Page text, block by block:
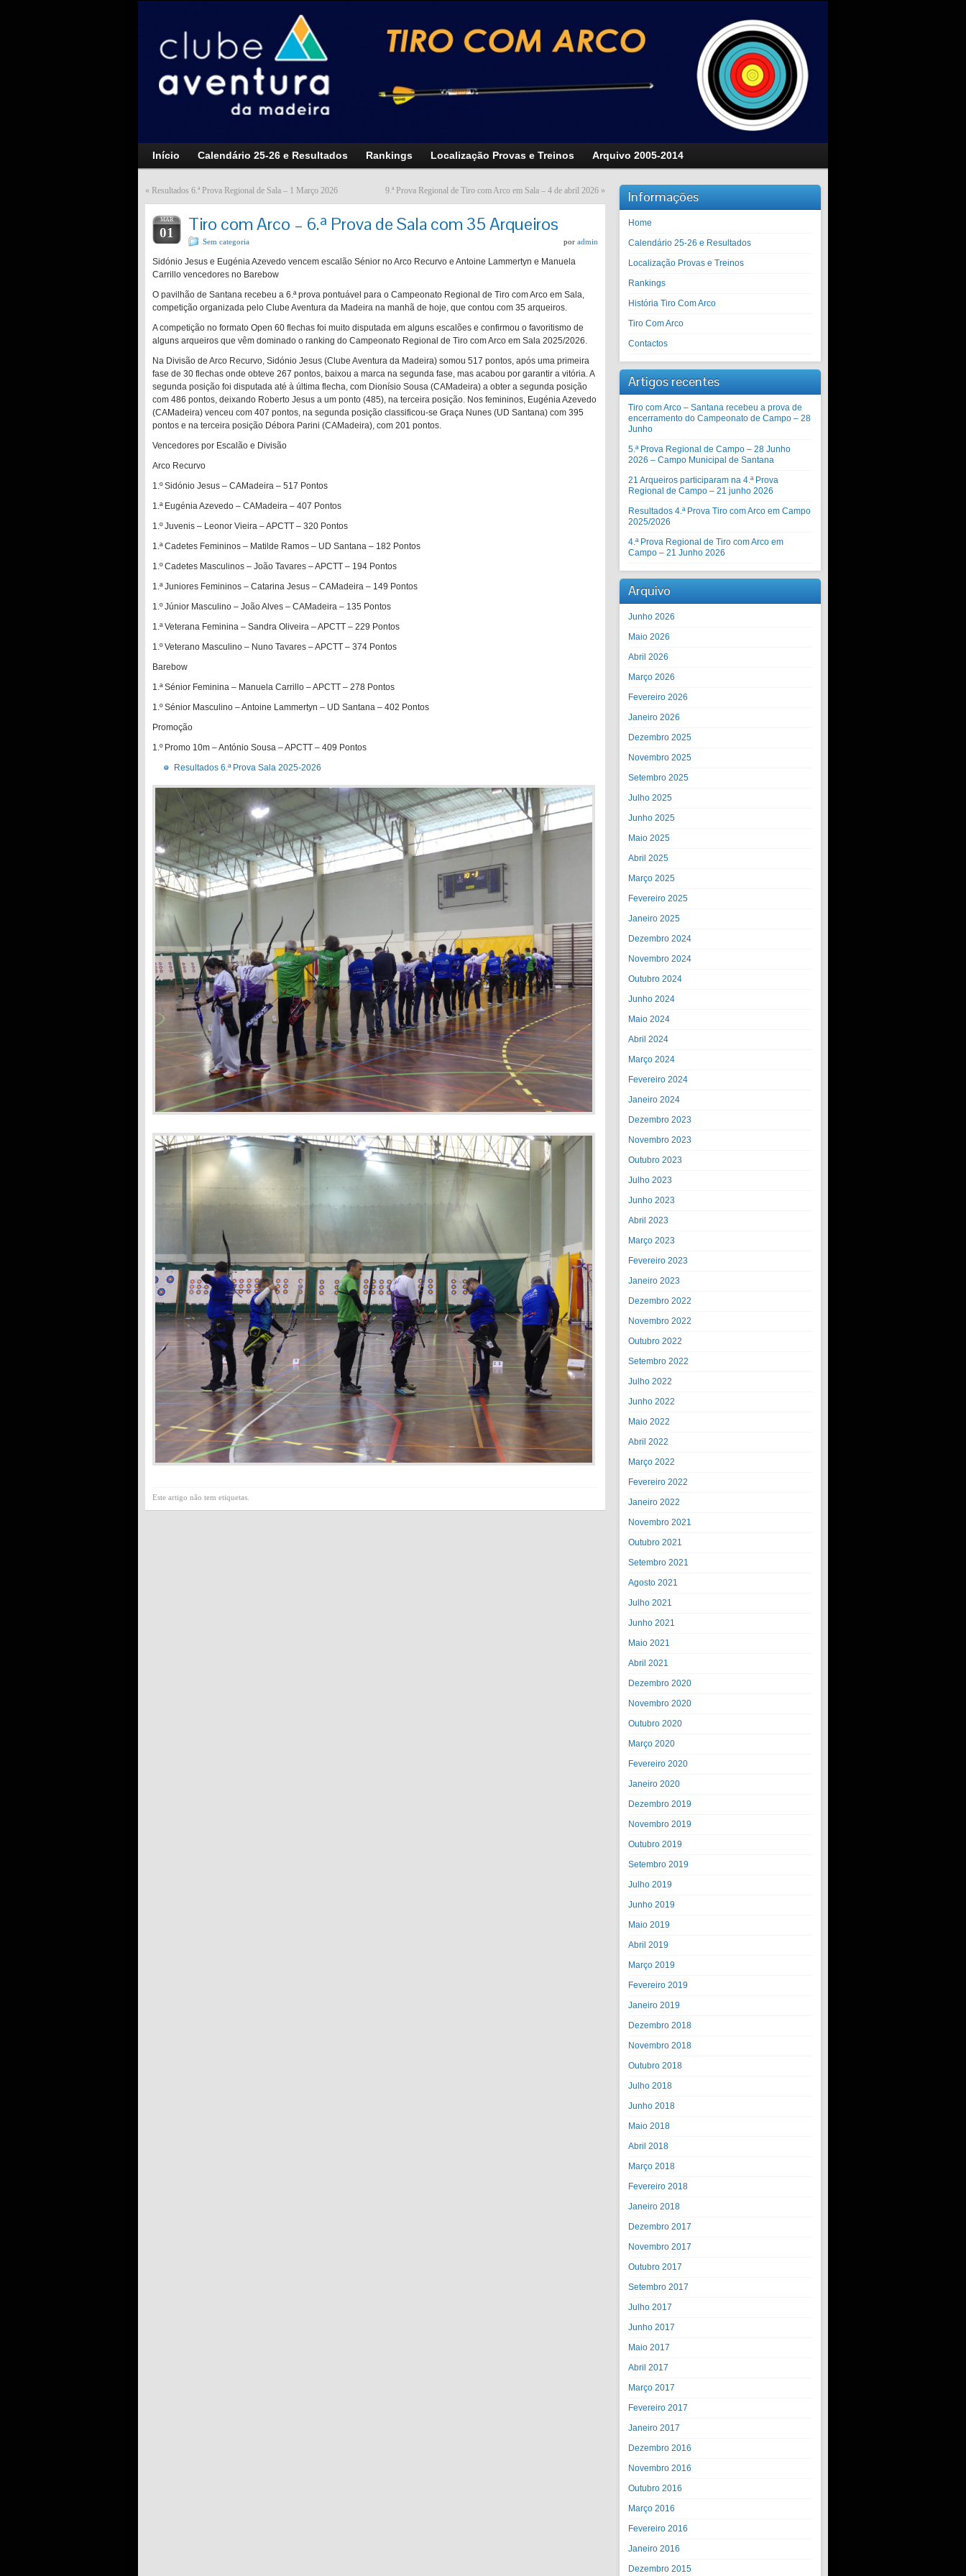
Início Calendário 25-26 e Resultados Rankings Localização Provas e Treinos Arquivo 2005-2014
« Resultados 6.ª Prova Regional de Sala – 1 Março 2026 9.ª Prova Regional de Tiro com Arco em Sala – 4 de abril 2026 »
MAR
01 Tiro com Arco – 6.ª Prova de Sala com 35 Arqueiros
Sem categoria por admin
Sidónio Jesus e Eugénia Azevedo vencem escalão Sénior no Arco Recurvo e Antoine Lammertyn e Manuela
Carrillo vencedores no Barebow
O pavilhão de Santana recebeu a 6.ª prova pontuável para o Campeonato Regional de Tiro com Arco em Sala,
competição organizada pelo Clube Aventura da Madeira na manhã de hoje, que contou com 35 arqueiros.
A competição no formato Open 60 flechas foi muito disputada em alguns escalões e confirmou o favoritismo de
alguns arqueiros que vêm dominado o ranking do Campeonato Regional de Tiro com Arco em Sala 2025/2026.
Na Divisão de Arco Recurvo, Sidónio Jesus (Clube Aventura da Madeira) somou 517 pontos, após uma primeira
fase de 30 flechas onde obteve 267 pontos, baixou a marca na segunda fase, mas acabou por garantir a vitória. A
segunda posição foi disputada até à última flecha, com Dionísio Sousa (CAMadeira) a obter a segunda posição
com 486 pontos, deixando Roberto Jesus a um ponto (485), na terceira posição. Nos femininos, Eugénia Azevedo
(CAMadeira) venceu com 407 pontos, na segunda posição classificou-se Graça Nunes (UD Santana) com 395
pontos e na terceira posição Débora Parini (CAMadeira), com 201 pontos.
Vencedores por Escalão e Divisão
Arco Recurvo
1.º Sidónio Jesus – CAMadeira – 517 Pontos
1.ª Eugénia Azevedo – CAMadeira – 407 Pontos
1.º Juvenis – Leonor Vieira – APCTT – 320 Pontos
1.ª Cadetes Femininos – Matilde Ramos – UD Santana – 182 Pontos
1.º Cadetes Masculinos – João Tavares – APCTT – 194 Pontos
1.ª Juniores Femininos – Catarina Jesus – CAMadeira – 149 Pontos
1.º Júnior Masculino – João Alves – CAMadeira – 135 Pontos
1.ª Veterana Feminina – Sandra Oliveira – APCTT – 229 Pontos
1.º Veterano Masculino – Nuno Tavares – APCTT – 374 Pontos
Barebow
1.ª Sénior Feminina – Manuela Carrillo – APCTT – 278 Pontos
1.º Sénior Masculino – Antoine Lammertyn – UD Santana – 402 Pontos
Promoção
1.º Promo 10m – António Sousa – APCTT – 409 Pontos
Resultados 6.ª Prova Sala 2025-2026
Este artigo não tem etiquetas.
Informações
Home
Calendário 25-26 e Resultados
Localização Provas e Treinos
Rankings
História Tiro Com Arco
Tiro Com Arco
Contactos
Artigos recentes
Tiro com Arco – Santana recebeu a prova de
encerramento do Campeonato de Campo – 28
Junho
5.ª Prova Regional de Campo – 28 Junho
2026 – Campo Municipal de Santana
21 Arqueiros participaram na 4.ª Prova
Regional de Campo – 21 junho 2026
Resultados 4.ª Prova Tiro com Arco em Campo
2025/2026
4.ª Prova Regional de Tiro com Arco em
Campo – 21 Junho 2026
Arquivo
Junho 2026
Maio 2026
Abril 2026
Março 2026
Fevereiro 2026
Janeiro 2026
Dezembro 2025
Novembro 2025
Setembro 2025
Julho 2025
Junho 2025
Maio 2025
Abril 2025
Março 2025
Fevereiro 2025
Janeiro 2025
Dezembro 2024
Novembro 2024
Outubro 2024
Junho 2024
Maio 2024
Abril 2024
Março 2024
Fevereiro 2024
Janeiro 2024
Dezembro 2023
Novembro 2023
Outubro 2023
Julho 2023
Junho 2023
Abril 2023
Março 2023
Fevereiro 2023
Janeiro 2023
Dezembro 2022
Novembro 2022
Outubro 2022
Setembro 2022
Julho 2022
Junho 2022
Maio 2022
Abril 2022
Março 2022
Fevereiro 2022
Janeiro 2022
Novembro 2021
Outubro 2021
Setembro 2021
Agosto 2021
Julho 2021
Junho 2021
Maio 2021
Abril 2021
Dezembro 2020
Novembro 2020
Outubro 2020
Março 2020
Fevereiro 2020
Janeiro 2020
Dezembro 2019
Novembro 2019
Outubro 2019
Setembro 2019
Julho 2019
Junho 2019
Maio 2019
Abril 2019
Março 2019
Fevereiro 2019
Janeiro 2019
Dezembro 2018
Novembro 2018
Outubro 2018
Julho 2018
Junho 2018
Maio 2018
Abril 2018
Março 2018
Fevereiro 2018
Janeiro 2018
Dezembro 2017
Novembro 2017
Outubro 2017
Setembro 2017
Julho 2017
Junho 2017
Maio 2017
Abril 2017
Março 2017
Fevereiro 2017
Janeiro 2017
Dezembro 2016
Novembro 2016
Outubro 2016
Março 2016
Fevereiro 2016
Janeiro 2016
Dezembro 2015